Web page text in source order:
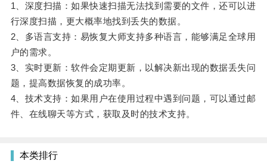
1、深度扫描：如果快速扫描无法找到需要的文件，还可以进
行深度扫描，更大概率地找到丢失的数据。
2、多语言支持：易恢复大师支持多种语言，能够满足全球用
户的需求。
3、实时更新：软件会定期更新，以解决新出现的数据丢失问
题，提高数据恢复的成功率。
4、技术支持：如果用户在使用过程中遇到问题，可以通过邮
件、在线聊天等方式，获取及时的技术支持。
本类排行